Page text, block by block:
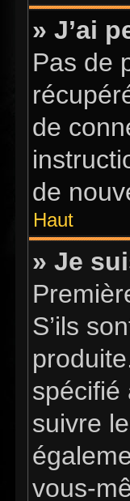
» J’ai
Pas de
de
de
Haut
» Je
S’ils
spécifié
suivre
vous-